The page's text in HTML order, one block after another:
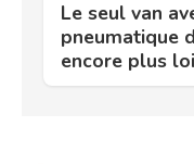
Le seul van
pneumatique
encore plus